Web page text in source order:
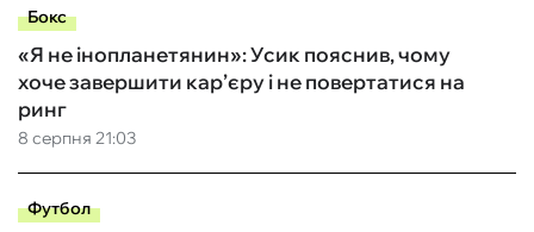
Бокс
8 серпня 21:03
«Я не інопланетянин»: Усик пояснив, чому
хоче завершити кар’єру і не повертатися на
ринг
Футбол